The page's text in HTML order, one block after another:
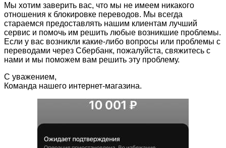
Мы хотим заверить вас, что мы не имеем никакого
отношения к блокировке переводов. Мы всегда
стараемся предоставлять нашим клиентам лучший
сервис и помочь им решить любые возникшие проблемы.
Если у вас возникли какие-либо вопросы или проблемы с
переводами через Сбербанк, пожалуйста, свяжитесь с
нами и мы поможем вам решить эту проблему.
С уважением,
Команда нашего интернет-магазина.